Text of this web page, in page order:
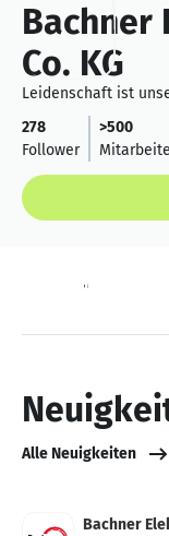
Bachner
Co. KG
Leidenschaft ist
278
Follower
>500
Neuigkeiten
Alle Neuigkeiten
Bachner